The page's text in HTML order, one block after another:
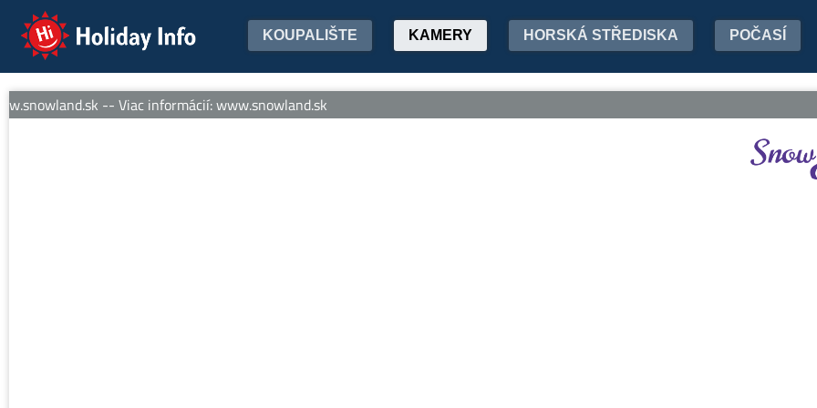
Holiday Info KOUPALIŠTE KAMERY HORSKÁ STŘEDISKA POČASÍ
-- Viac informácií: www.snowland.sk